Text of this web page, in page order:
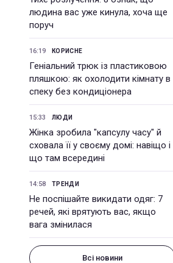
людина вас уже кинула, хоча ще
поруч
16:19 КОРИСНЕ
Геніальний трюк із пластиковою
пляшкою: як охолодити кімнату в
спеку без кондиціонера
15:33 ЛЮДИ
Жінка зробила "капсулу часу" й
сховала її у своєму домі: навіщо і
що там всередині
14:58 ТРЕНДИ
Не поспішайте викидати одяг: 7
речей, які врятують вас, якщо
вага змінилася
Всі новини